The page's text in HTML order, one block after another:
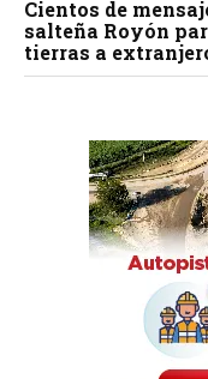
Cientos de
salteña Royón
tierras a